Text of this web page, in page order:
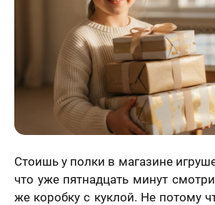
Стоишь у полки в магазине
что уже пятнадцать минут
же коробку с куклой. Не потому